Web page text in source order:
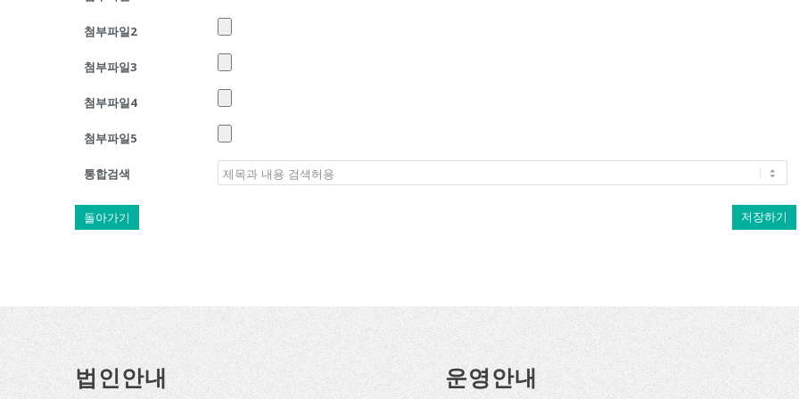
첨부파일2
첨부파일3
첨부파일4
첨부파일5
통합검색
돌아가기 저장하기
법인안내 운영안내